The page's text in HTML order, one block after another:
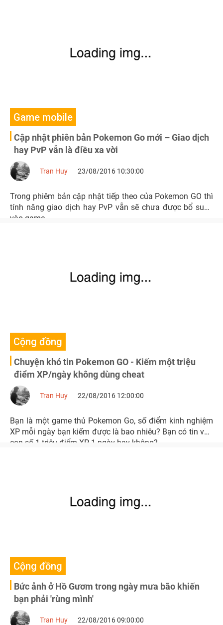
Game mobile
Cập nhật phiên bản Pokemon Go mới – Giao dịch
hay PvP vẫn là điều xa vời
Tran Huy 23/08/2016 10:30:00
Trong phiêm bản cập nhật tiếp theo của Pokemon GO thì
tính năng giao dịch hay PvP vẫn sẽ chưa được bổ sung
vào game.
Cộng đồng
Chuyện khó tin Pokemon GO - Kiếm một triệu
điểm XP/ngày không dùng cheat
Tran Huy 22/08/2016 12:00:00
Bạn là một game thủ Pokemon Go, số điểm kinh nghiệm
XP mỗi ngày bạn kiếm được là bao nhiêu? Bạn có tin vào
con số 1 triệu điểm XP 1 ngày hay không?
Cộng đồng
Bức ảnh ở Hồ Gươm trong ngày mưa bão khiến
bạn phải 'rùng mình'
Tran Huy 22/08/2016 09:00:00